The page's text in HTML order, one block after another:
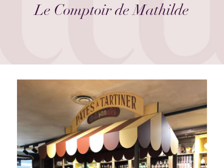
Le Comptoir de Mathilde